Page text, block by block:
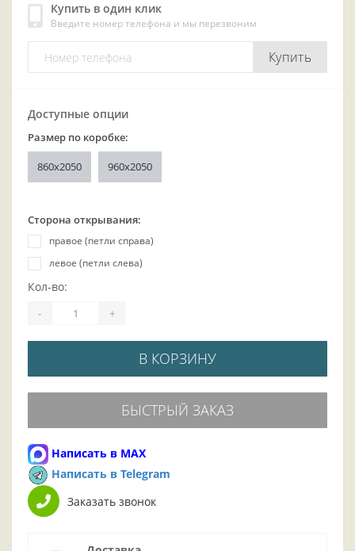
Купить в один клик
Введите номер телефона и мы перезвоним
Купить
Доступные опции
Размер по коробке:
860x2050 960x2050
Сторона открывания:
правое (петли справа)
левое (петли слева)
Кол-во:
- +
В КОРЗИНУ
БЫСТРЫЙ ЗАКАЗ
Написать в MAX
Написать в Telegram
Заказать звонок